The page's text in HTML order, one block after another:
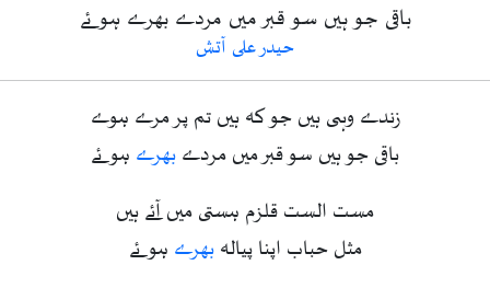
باقی جو ہیں سو قبر میں مردے بھرے ہوئے
حیدر علی آتش
زندے وہی ہیں جو کہ ہیں تم پر مرے ہوے
باقی جو ہیں سو قبر میں مردےبھرے ہوئے
مست الست قلزم ہستی میں آئے ہیں
مثل حباب اپنا پیالہبھرے ہوئے